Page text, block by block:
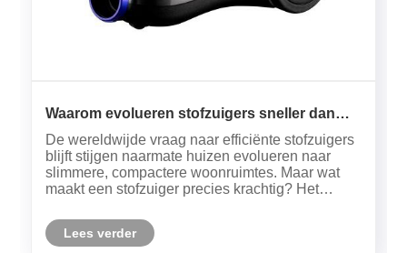
Waarom evolueren stofzuigers sneller dan
ooit?
De wereldwijde vraag naar efficiënte stofzuigers
blijft stijgen naarmate huizen evolueren naar
slimmere, compactere woonruimtes. Maar wat
maakt een stofzuiger precies krachtig? Het
filtratienauwkeurigheid, energie-efficiëntie en
ontwerpergonomie.
Lees verder